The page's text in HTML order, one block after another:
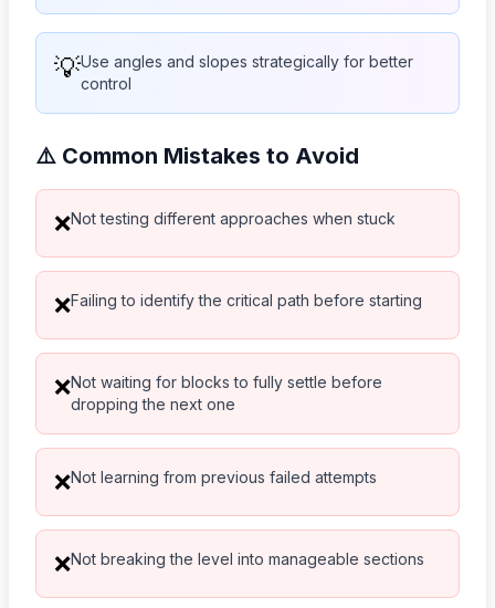
💡Use angles and slopes strategically for better
control
⚠️ Common Mistakes to Avoid
❌Not testing different approaches when stuck
❌Failing to identify the critical path before starting
❌Not waiting for blocks to fully settle before
dropping the next one
❌Not learning from previous failed attempts
❌Not breaking the level into manageable sections